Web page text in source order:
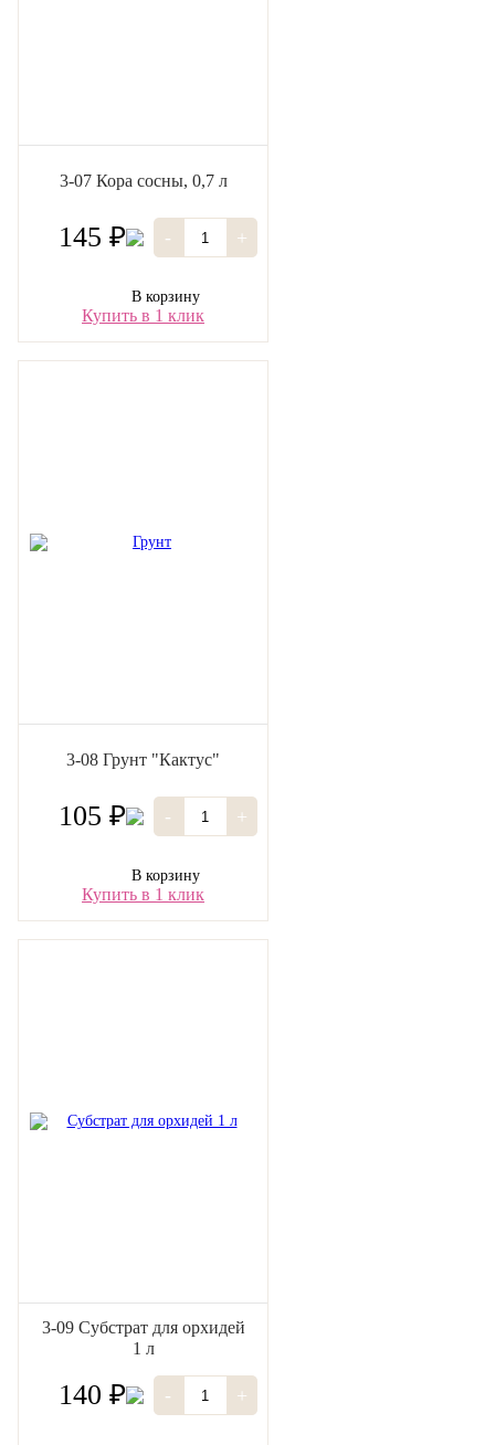
3-07 Кора сосны, 0,7 л
145 ₽ - +
В корзину
Купить в 1 клик
3-08 Грунт "Кактус"
105 ₽ - +
В корзину
Купить в 1 клик
3-09 Субстрат для орхидей
1 л
140 ₽ - +